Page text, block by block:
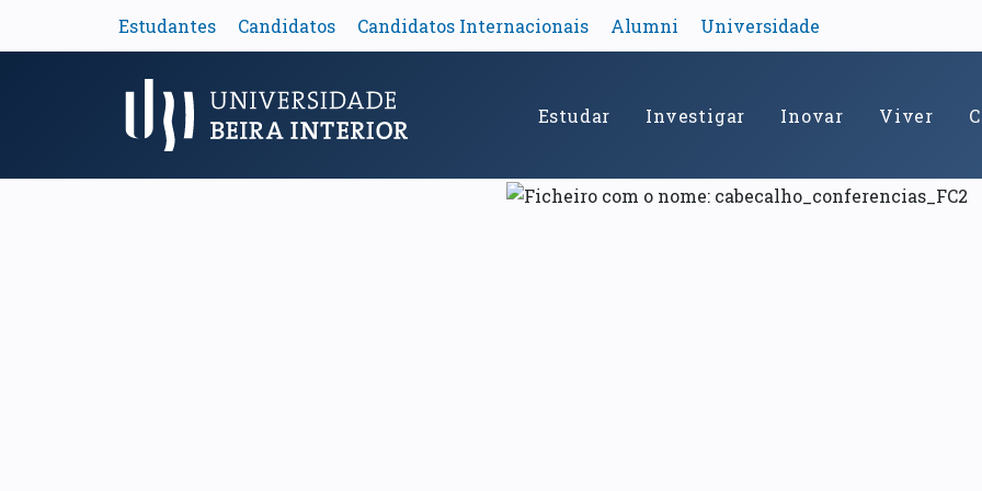
Estudantes Candidatos Candidatos Internacionais Alumni Universidade
Menu Principal Estudar Investigar Inovar Viver